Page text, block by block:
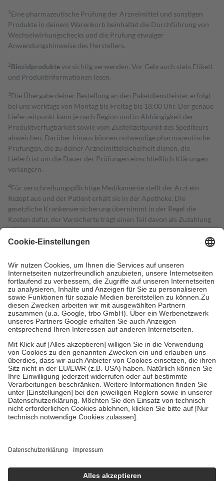
1 Eine pharmazeutische Prüfung der Arzneimittel und sonstigen
Produkte in deinem Warenkorb beinhaltet die Durchführung von
Wechselwirkungschecks und die Prüfung etwaiger
Anwendungshinweise des Herstellers.
2Biozidproduktevorsichtig verwenden. Vor Gebrauch stets Etikett
und Produktinformationen lesen.
3Die Übergabe deiner Bestellung an den Paketdienstleister erfolgt
bei uns werktags von Montag bis Freitag bis 18:00 Uhr. Der genaue
Lieferzeitpunkt kann je nach Region und in Abhängigkeit der
Produktverfügbarkeit sowie vom Zustellzeitpunkt des Spediteurs
abweichen. Darüber hinaus können notwendige pharmazeutische
Prüfungen, die zu deiner Arzneimittelsicherheit dienen, die
Lieferfrist um die Dauer der Prüfungen einschließlich Klärungen
verlängern.
4Für verschreibungspflichtige Medikamente stellt der Arzt ein
Rezept aus und der Patient erhält sie in der Apotheke. Die
gesetzliche Krankenversicherung übernimmt in der Regel die
Kosten dafür, der Versicherte trägt einen Teil davon als Zuzahlung
mit.
Grundsätzlich leisten Mitglieder Zuzahlungen in Höhe von zehn
höchstens zehn Euro.
Es sind jedoch nie mehr als die tatsächlichen
Kosten der Leistung zu entrichten.
Diese Regeln gelten grundsätzlich auch für Online-Apotheken.
Bei Heilmitteln und häuslicher Krankenpflege beträgt die
Zuzahlung zehn Prozent der Kosten sowie zehn Euro je
Verordnung.
Um das Engagement der Versicherten für ihre eigene Gesundheit zu
stärken und die besondere Stellung der Familie zu unterstützen,
fallenkeine Zuzahlungenan bei:
• Kindern und Jugendlichen bis zum vollendeten 18. Lebensjahr
mit Ausnahme der Fahrkosten
• Untersuchungen zur Vorsorge und Früherkennung, die von der
GKV getragen werden
• empfohlenen Schutzimpfungen
• Harn- und Blutteststreifen
getroffen, um sicherzustellen, dass es sich um echte Bewertungen
https://help.etrusted.com/hc/de/articles/4419944605341